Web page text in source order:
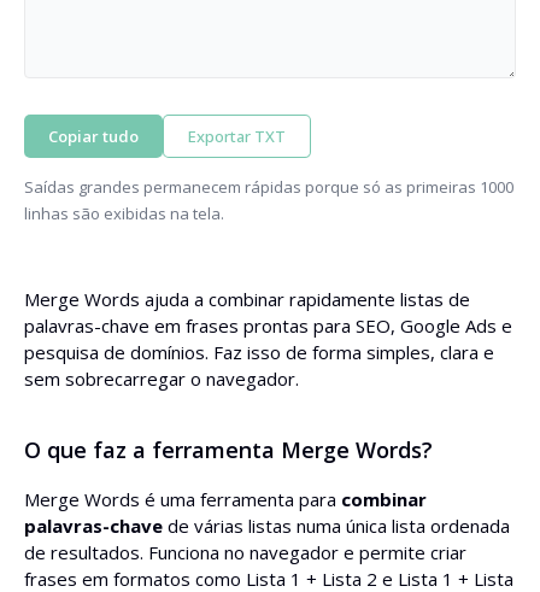
Copiar tudo Exportar TXT
Saídas grandes permanecem rápidas porque só as primeiras 1000
linhas são exibidas na tela.
Merge Words ajuda a combinar rapidamente listas de
palavras-chave em frases prontas para SEO, Google Ads e
pesquisa de domínios. Faz isso de forma simples, clara e
sem sobrecarregar o navegador.
O que faz a ferramenta Merge Words?
Merge Words é uma ferramenta para combinar
palavras-chave de várias listas numa única lista ordenada
de resultados. Funciona no navegador e permite criar
frases em formatos como Lista 1 + Lista 2 e Lista 1 + Lista